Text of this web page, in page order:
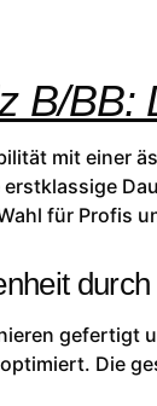
B/BB:
mit einer
für Profis
gefertigt
Die